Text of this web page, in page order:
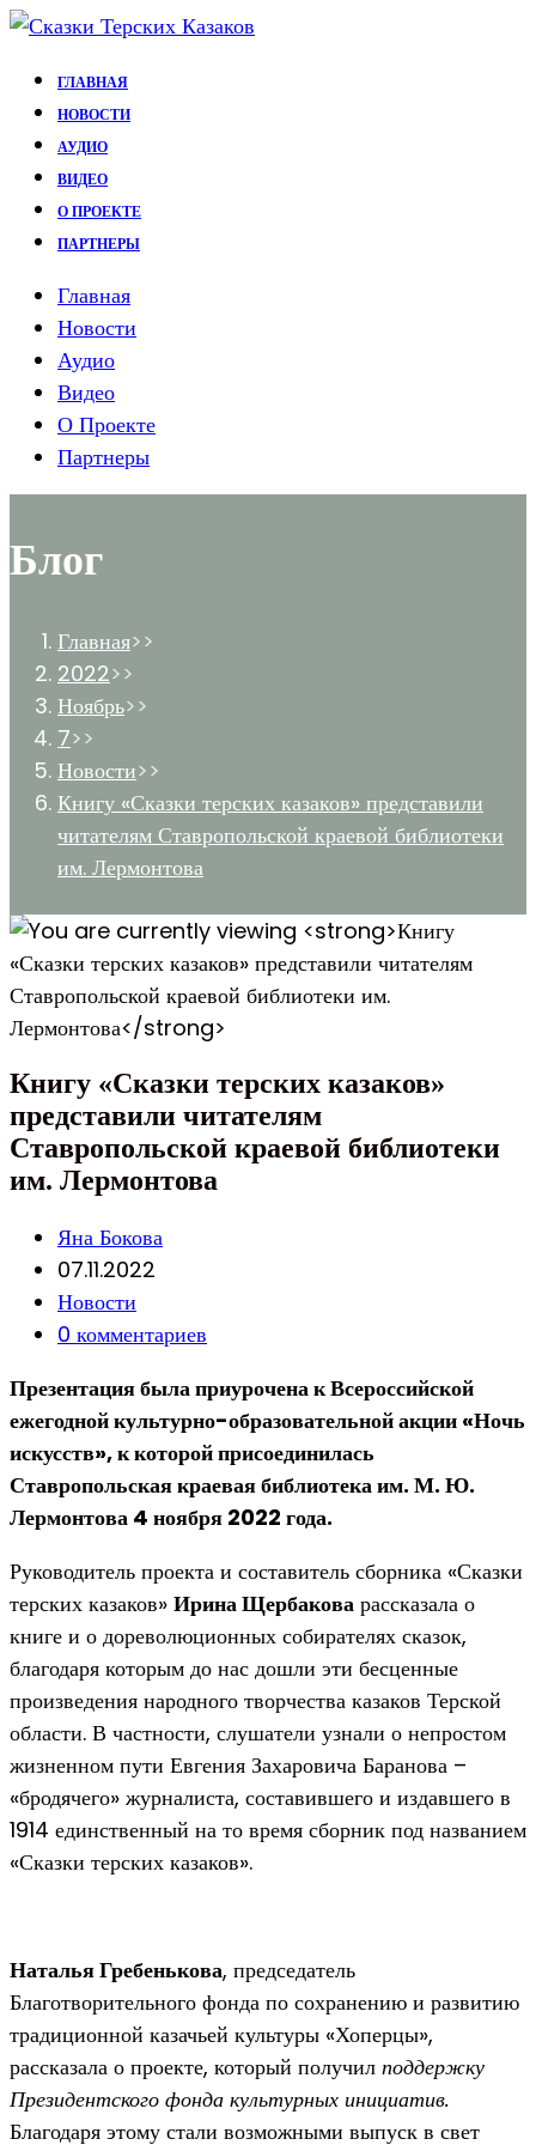
Перейти
содержимому
ГЛАВНАЯ
НОВОСТИ
АУДИО
ВИДЕО
О ПРОЕКТЕ
ПАРТНЕРЫ
Главная
Новости
Аудио
Видео
О Проекте
Партнеры
Блог
Главная>>
2022>>
Ноябрь>>
7>>
Новости>>
Книгу «Сказки терских казаков» представили
читателям Ставропольской краевой библиотеки
им. Лермонтова
Книгу «Сказки терских казаков»
представили читателям
Ставропольской краевой библиотеки
им. Лермонтова
Post
author:
Яна Бокова
Запись
опубликована:
07.11.2022
Post
category:
Новости
Post
0 комментариев
Презентация была приурочена к Всероссийской
ежегодной культурно-образовательной акции «Ночь
искусств», к которой присоединилась
Ставропольская краевая библиотека им. М. Ю.
Лермонтова 4 ноября 2022 года.
Руководитель проекта и составитель сборника «Сказки
терских казаков» Ирина Щербакова рассказала о
книге и о дореволюционных собирателях сказок,
благодаря которым до нас дошли эти бесценные
произведения народного творчества казаков Терской
области. В частности, слушатели узнали о непростом
жизненном пути Евгения Захаровича Баранова –
«бродячего» журналиста, составившего и издавшего в
1914 единственный на то время сборник под названием
«Сказки терских казаков».
Наталья Гребенькова, председатель
Благотворительного фонда по сохранению и развитию
традиционной казачьей культуры «Хоперцы»,
рассказала о проекте, который получил поддержку
Президентского фонда культурных инициатив.
Благодаря этому стали возможными выпуск в свет